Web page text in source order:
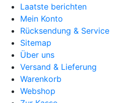
Laatste berichten
Mein Konto
Rücksendung & Service
Sitemap
Über uns
Versand & Lieferung
Warenkorb
Webshop